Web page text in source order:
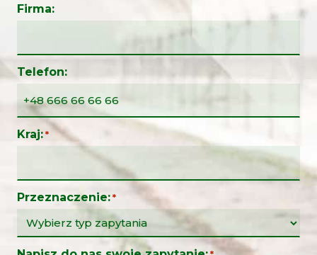
Firma:
Telefon:
Kraj: *
Przeznaczenie: *